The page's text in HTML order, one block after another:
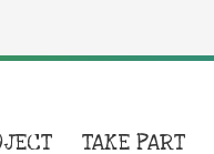
TAKE PART